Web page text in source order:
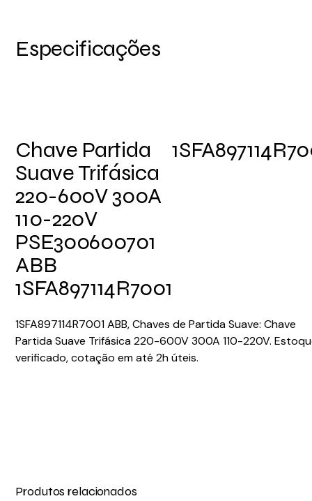
Especificações
Chave Partida
Suave Trifásica
220-600V 300A
110-220V
PSE300600701
ABB
1SFA897114R7001
1SFA897114R7001 ABB, Chaves de Partida Suave: Chave
Partida Suave Trifásica 220-600V 300A 110-220V.
verificado, cotação em até 2h úteis.
Produtos relacionados